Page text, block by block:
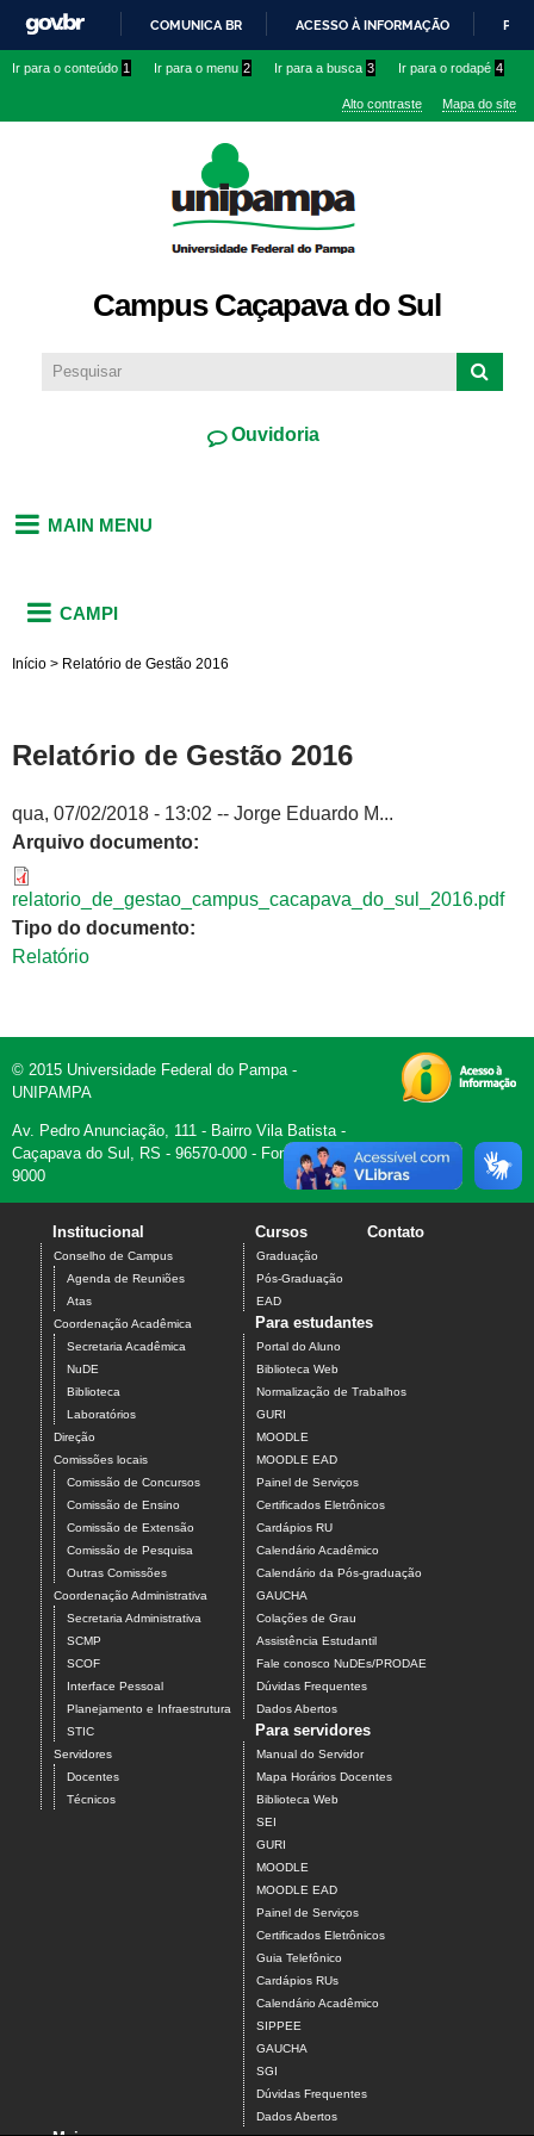
conteúdo
IR
O
COMUNICA BR ACESSO À INFORMAÇÃO
Ir para o conteúdo 1 Ir para o menu 2 Ir para a busca 3 Ir para o rodapé 4
Alto contraste Mapa do site
Campus Caçapava do Sul
Ouvidoria
MAIN MENU
CAMPI
Início > Relatório de Gestão 2016
Relatório de Gestão 2016
qua, 07/02/2018 - 13:02 -- Jorge Eduardo M...
Arquivo documento:
relatorio_de_gestao_campus_cacapava_do_sul_2016.pdf
Tipo do documento:
Relatório
© 2015 Universidade Federal do Pampa -
UNIPAMPA
Av. Pedro Anunciação, 111 - Bairro Vila Batista -
Caçapava do Sul, RS - 96570-000 - Fone (55)3281-
9000
Institucional
Conselho de Campus
Agenda de Reuniões
Atas
Coordenação Acadêmica
Secretaria Acadêmica
NuDE
Biblioteca
Laboratórios
Direção
Comissões locais
Comissão de Concursos
Comissão de Ensino
Comissão de Extensão
Comissão de Pesquisa
Outras Comissões
Coordenação Administrativa
Secretaria Administrativa
SCMP
SCOF
Interface Pessoal
Planejamento e Infraestrutura
STIC
Servidores
Docentes
Técnicos
Cursos
Graduação
Pós-Graduação
EAD
Contato
Para estudantes
Portal do Aluno
Biblioteca Web
Normalização de Trabalhos
GURI
MOODLE
MOODLE EAD
Painel de Serviços
Certificados Eletrônicos
Cardápios RU
Calendário Acadêmico
Calendário da Pós-graduação
GAUCHA
Colações de Grau
Assistência Estudantil
Fale conosco NuDEs/PRODAE
Dúvidas Frequentes
Dados Abertos
Para servidores
Manual do Servidor
Mapa Horários Docentes
Biblioteca Web
SEI
GURI
MOODLE
MOODLE EAD
Painel de Serviços
Certificados Eletrônicos
Guia Telefônico
Cardápios RUs
Calendário Acadêmico
SIPPEE
GAUCHA
SGI
Dúvidas Frequentes
Dados Abertos